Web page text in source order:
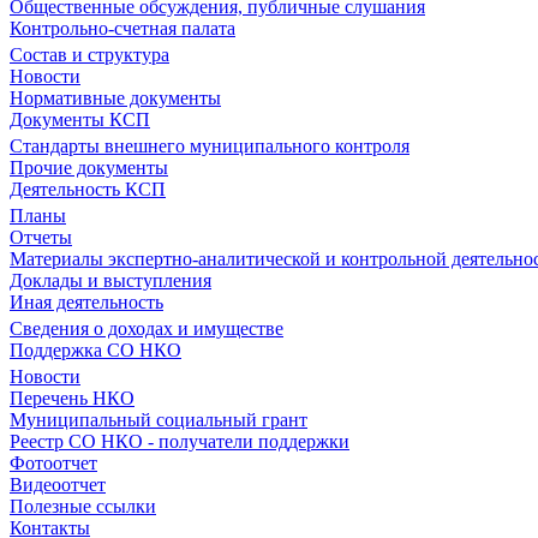
Общественные обсуждения, публичные слушания
Контрольно-счетная палата
Состав и структура
Новости
Нормативные документы
Документы КСП
Стандарты внешнего муниципального контроля
Прочие документы
Деятельность КСП
Планы
Отчеты
Материалы экспертно-аналитической и контрольной
Доклады и выступления
Иная деятельность
Сведения о доходах и имуществе
Поддержка СО НКО
Новости
Перечень НКО
Муниципальный социальный грант
Реестр СО НКО - получатели поддержки
Фотоотчет
Видеоотчет
Полезные ссылки
Контакты